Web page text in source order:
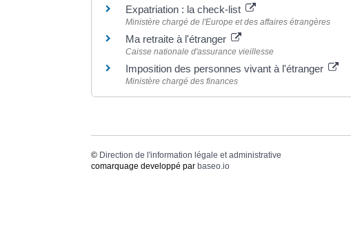
Expatriation : la check-list
Ministère chargé de l'Europe et des affaires étrangères
Ma retraite à l'étranger
Caisse nationale d'assurance vieillesse
Imposition des personnes vivant à l'étranger
Ministère chargé des finances
© Direction de l'information légale et administrative
comarquage developpé par baseo.io